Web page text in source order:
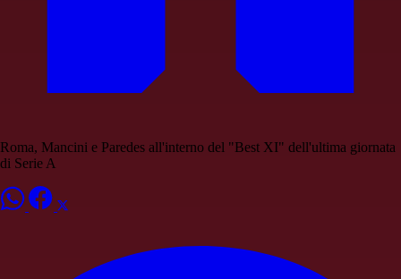
Roma, Mancini e Paredes all'interno del "Best XI" dell'ultima giornata
di Serie A